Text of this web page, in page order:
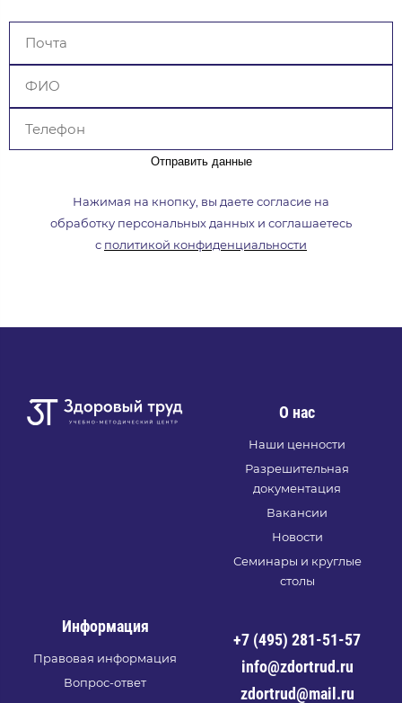
Отправить данные
Нажимая на кнопку, вы даете согласие на
обработку персональных данных и соглашаетесь
с политикой конфиденциальности
О нас
Наши ценности
Разрешительная
документация
Вакансии
Новости
Семинары и круглые
столы
Информация
Правовая информация
Вопрос-ответ
+7 (495) 281-51-57
info@zdortrud.ru
zdortrud@mail.ru